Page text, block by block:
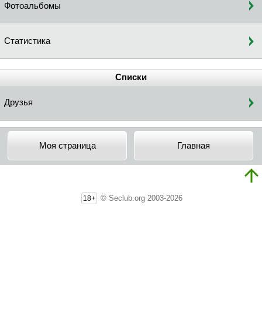
Фотоальбомы
Статистика
Списки
Друзья
Моя страница Главная
18+ © Seclub.org 2003-2026